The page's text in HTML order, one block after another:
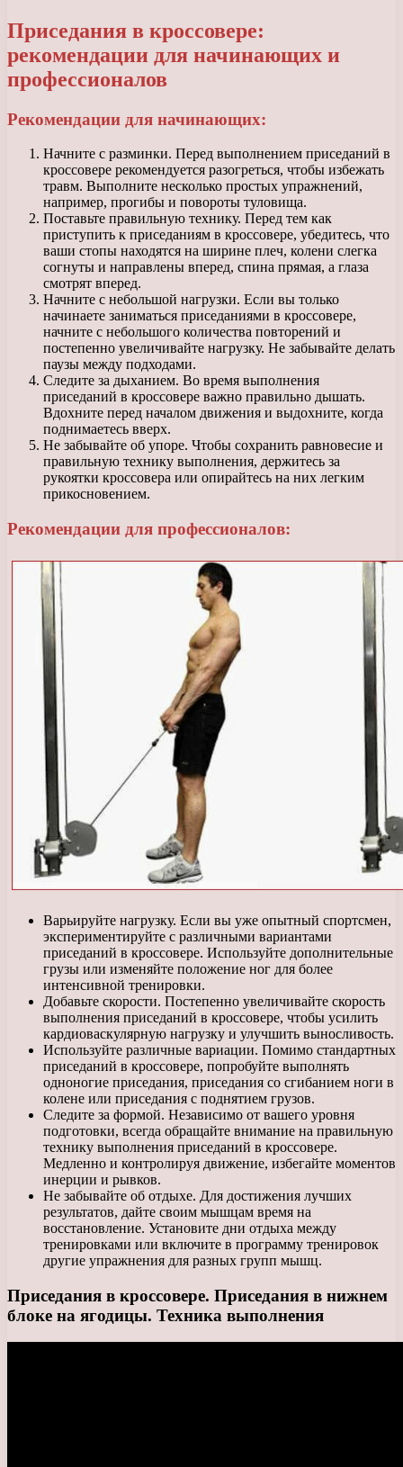
Приседания в кроссовере:
рекомендации для начинающих и
профессионалов
Рекомендации для начинающих:
Начните с разминки. Перед выполнением приседаний в
кроссовере рекомендуется разогреться, чтобы избежать
травм. Выполните несколько простых упражнений,
например, прогибы и повороты туловища.
Поставьте правильную технику. Перед тем как
приступить к приседаниям в кроссовере, убедитесь, что
ваши стопы находятся на ширине плеч, колени слегка
согнуты и направлены вперед, спина прямая, а глаза
смотрят вперед.
Начните с небольшой нагрузки. Если вы только
начинаете заниматься приседаниями в кроссовере,
начните с небольшого количества повторений и
постепенно увеличивайте нагрузку. Не забывайте делать
паузы между подходами.
Следите за дыханием. Во время выполнения
приседаний в кроссовере важно правильно дышать.
Вдохните перед началом движения и выдохните, когда
поднимаетесь вверх.
Не забывайте об упоре. Чтобы сохранить равновесие и
правильную технику выполнения, держитесь за
рукоятки кроссовера или опирайтесь на них легким
прикосновением.
Рекомендации для профессионалов:
Варьируйте нагрузку. Если вы уже опытный спортсмен,
экспериментируйте с различными вариантами
приседаний в кроссовере. Используйте дополнительные
грузы или изменяйте положение ног для более
интенсивной тренировки.
Добавьте скорости. Постепенно увеличивайте скорость
выполнения приседаний в кроссовере, чтобы усилить
кардиоваскулярную нагрузку и улучшить выносливость.
Используйте различные вариации. Помимо стандартных
приседаний в кроссовере, попробуйте выполнять
одноногие приседания, приседания со сгибанием ноги в
колене или приседания с поднятием грузов.
Следите за формой. Независимо от вашего уровня
подготовки, всегда обращайте внимание на правильную
технику выполнения приседаний в кроссовере.
Медленно и контролируя движение, избегайте моментов
инерции и рывков.
Не забывайте об отдыхе. Для достижения лучших
результатов, дайте своим мышцам время на
восстановление. Установите дни отдыха между
тренировками или включите в программу тренировок
другие упражнения для разных групп мышц.
Приседания в кроссовере. Приседания в нижнем
блоке на ягодицы. Техника выполнения